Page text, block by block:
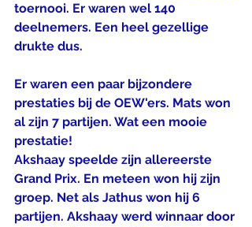
toernooi. Er waren wel 140
deelnemers. Een heel gezellige
drukte dus.
Er waren een paar bijzondere
prestaties bij de OEW'ers. Mats won
al zijn 7 partijen. Wat een mooie
prestatie!
Akshaay speelde zijn allereerste
Grand Prix. En meteen won hij zijn
groep. Net als Jathus won hij 6
partijen. Akshaay werd winnaar door